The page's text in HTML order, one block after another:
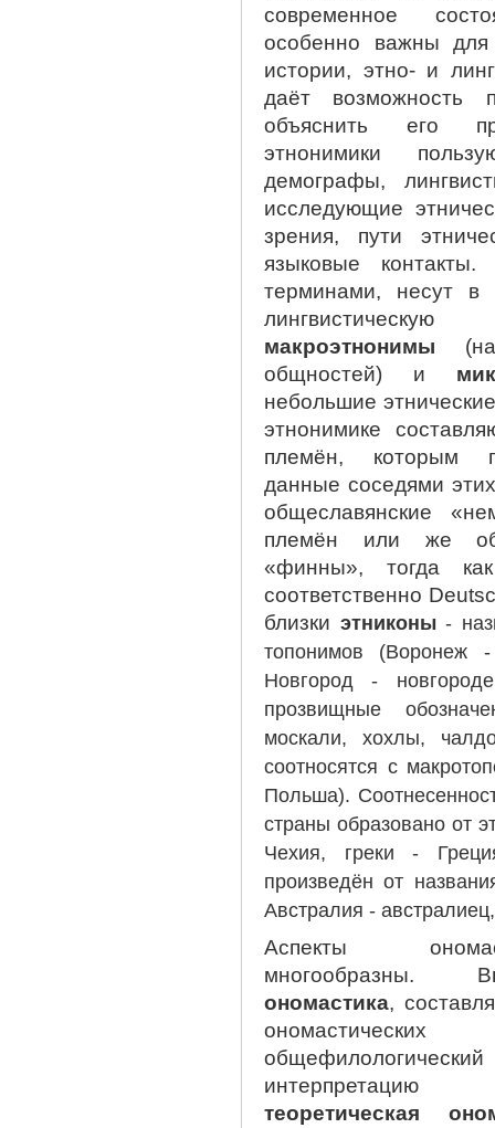
современное
особенно важны для
истории, этно- и
даёт возможность
объяснить его
этнонимики
демографы,
исследующие
зрения, пути
языковые
терминами, несут в
макроэтнонимы
общностей) и
небольшие
этнонимике
племён, которым
данные соседями
общеславянские
племён или же
«финны», тогда
соответственно
близки этниконы -
топонимов (Воронеж
Новгород -
прозвищные
москали, хохлы,
соотносятся с
Польша).
страны образовано от
Чехия, греки -
произведён от
Австралия -
Аспекты
многообразны.
ономастика,
интерпретацию
теоретическая